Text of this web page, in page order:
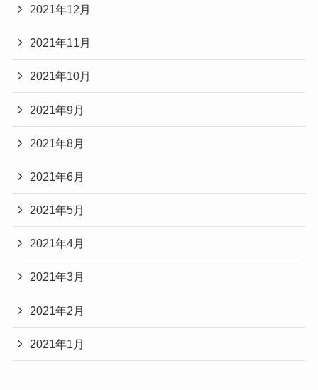
2021年12月
2021年11月
2021年10月
2021年9月
2021年8月
2021年6月
2021年5月
2021年4月
2021年3月
2021年2月
2021年1月